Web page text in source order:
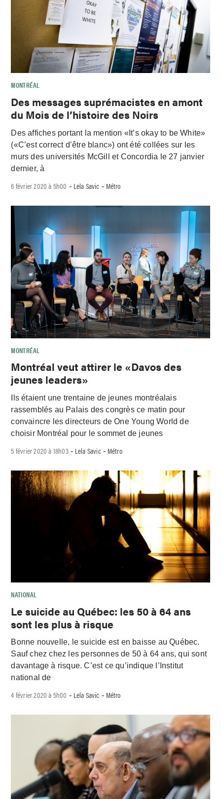
MONTRÉAL
Des messages suprémacistes en amont
du Mois de l’histoire des Noirs
Des affiches portant la mention «It’s okay to be White»
(«C’est correct d’être blanc») ont été collées sur les
murs des universités McGill et Concordia le 27 janvier
dernier, à
6 février 2020 à 5h00 - Lela Savic - Métro
MONTRÉAL
Montréal veut attirer le «Davos des
jeunes leaders»
Ils étaient une trentaine de jeunes montréalais
rassemblés au Palais des congrès ce matin pour
convaincre les directeurs de One Young World de
choisir Montréal pour le sommet de jeunes
5 février 2020 à 18h03- Lela Savic- Métro
NATIONAL
Le suicide au Québec: les 50 à 64 ans
sont les plus à risque
Bonne nouvelle, le suicide est en baisse au Québec.
Sauf chez chez les personnes de 50 à 64 ans, qui sont
davantage à risque. C’est ce qu’indique l’Institut
national de
4 février 2020 à 5h00 - Lela Savic - Métro